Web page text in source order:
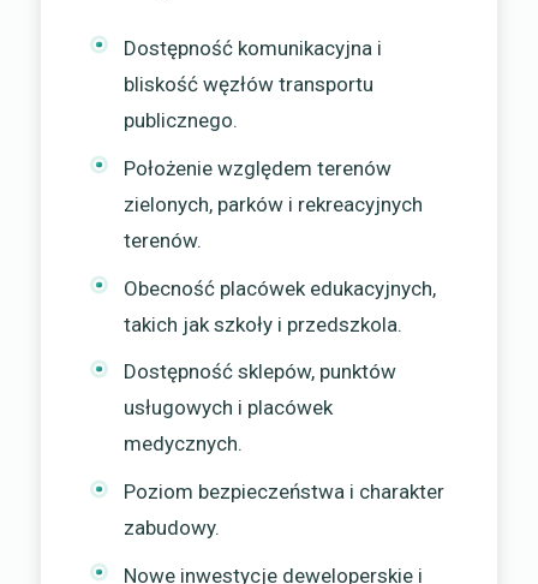
Dostępność komunikacyjna i
bliskość węzłów transportu
publicznego.
Położenie względem terenów
zielonych, parków i rekreacyjnych
terenów.
Obecność placówek edukacyjnych,
takich jak szkoły i przedszkola.
Dostępność sklepów, punktów
usługowych i placówek
medycznych.
Poziom bezpieczeństwa i charakter
zabudowy.
Nowe inwestycje deweloperskie i